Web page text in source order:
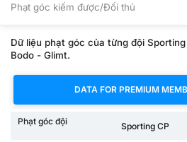
Phạt góc kiếm được/Đối thủ
Dữ liệu phạt góc của từng đội
Bodo - Glimt.
DATA FOR PREMIUM
Phạt góc đội Sporting CP